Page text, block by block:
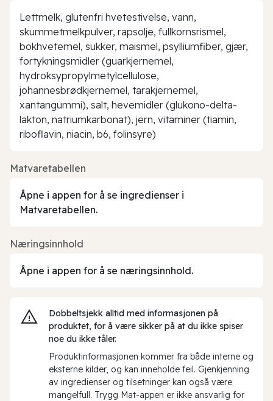
Lettmelk, glutenfri hvetestivelse, vann,
skummetmelkpulver, rapsolje, fullkornsrismel,
bokhvetemel, sukker, maismel, psylliumfiber, gjær,
fortykningsmidler (guarkjernemel,
hydroksypropylmetylcellulose,
johannesbrødkjernemel, tarakjernemel,
xantangummi), salt, hevemidler (glukono-delta-
lakton, natriumkarbonat), jern, vitaminer (tiamin,
riboflavin, niacin, b6, folinsyre)
Matvaretabellen
Åpne i appen for å se ingredienser i
Matvaretabellen.
Næringsinnhold
Åpne i appen for å se næringsinnhold.
Dobbeltsjekk alltid med informasjonen på
produktet, for å være sikker på at du ikke spiser
noe du ikke tåler.
Produktinformasjonen kommer fra både interne og
eksterne kilder, og kan inneholde feil. Gjenkjenning
av ingredienser og tilsetninger kan også være
mangelfull. Trygg Mat-appen er ikke ansvarlig for